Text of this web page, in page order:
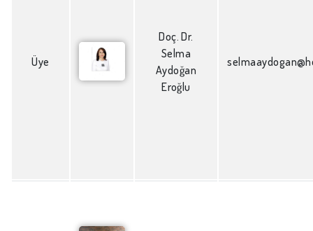
Üye
Doç. Dr.
Selma
Aydoğan
Eroğlu